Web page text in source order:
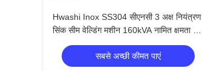
Hwashi Inox SS304 सीएनसी 3 अक्ष नियंत्रण
सिंक सीम वेल्डिंग मशीन 160kVA नामित क्षमता और
सीई/सीसीसी/आईएसओ प्रमाणन के साथ
सबसे अच्छी कीमत पाएं